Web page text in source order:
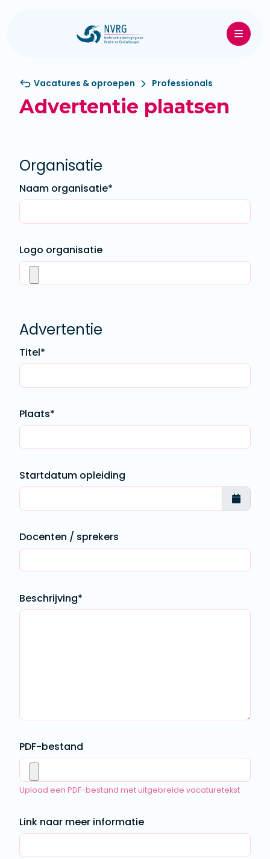
Vacatures & oproepen Professionals
Advertentie plaatsen
Organisatie
Naam organisatie*
Logo organisatie
Advertentie
Titel*
Plaats*
Startdatum opleiding
Docenten / sprekers
Beschrijving*
PDF-bestand
Upload een PDF-bestand met uitgebreide vacaturetekst
Link naar meer informatie